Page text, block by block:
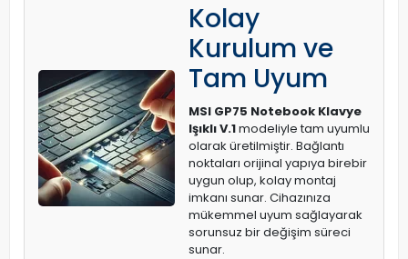
Kolay
Kurulum ve
Tam Uyum
MSI GP75 Notebook Klavye
Işıklı V.1modeliyle tam uyumlu
olarak üretilmiştir. Bağlantı
noktaları orijinal yapıya birebir
uygun olup, kolay montaj
imkanı sunar. Cihazınıza
mükemmel uyum sağlayarak
sorunsuz bir değişim süreci
sunar.